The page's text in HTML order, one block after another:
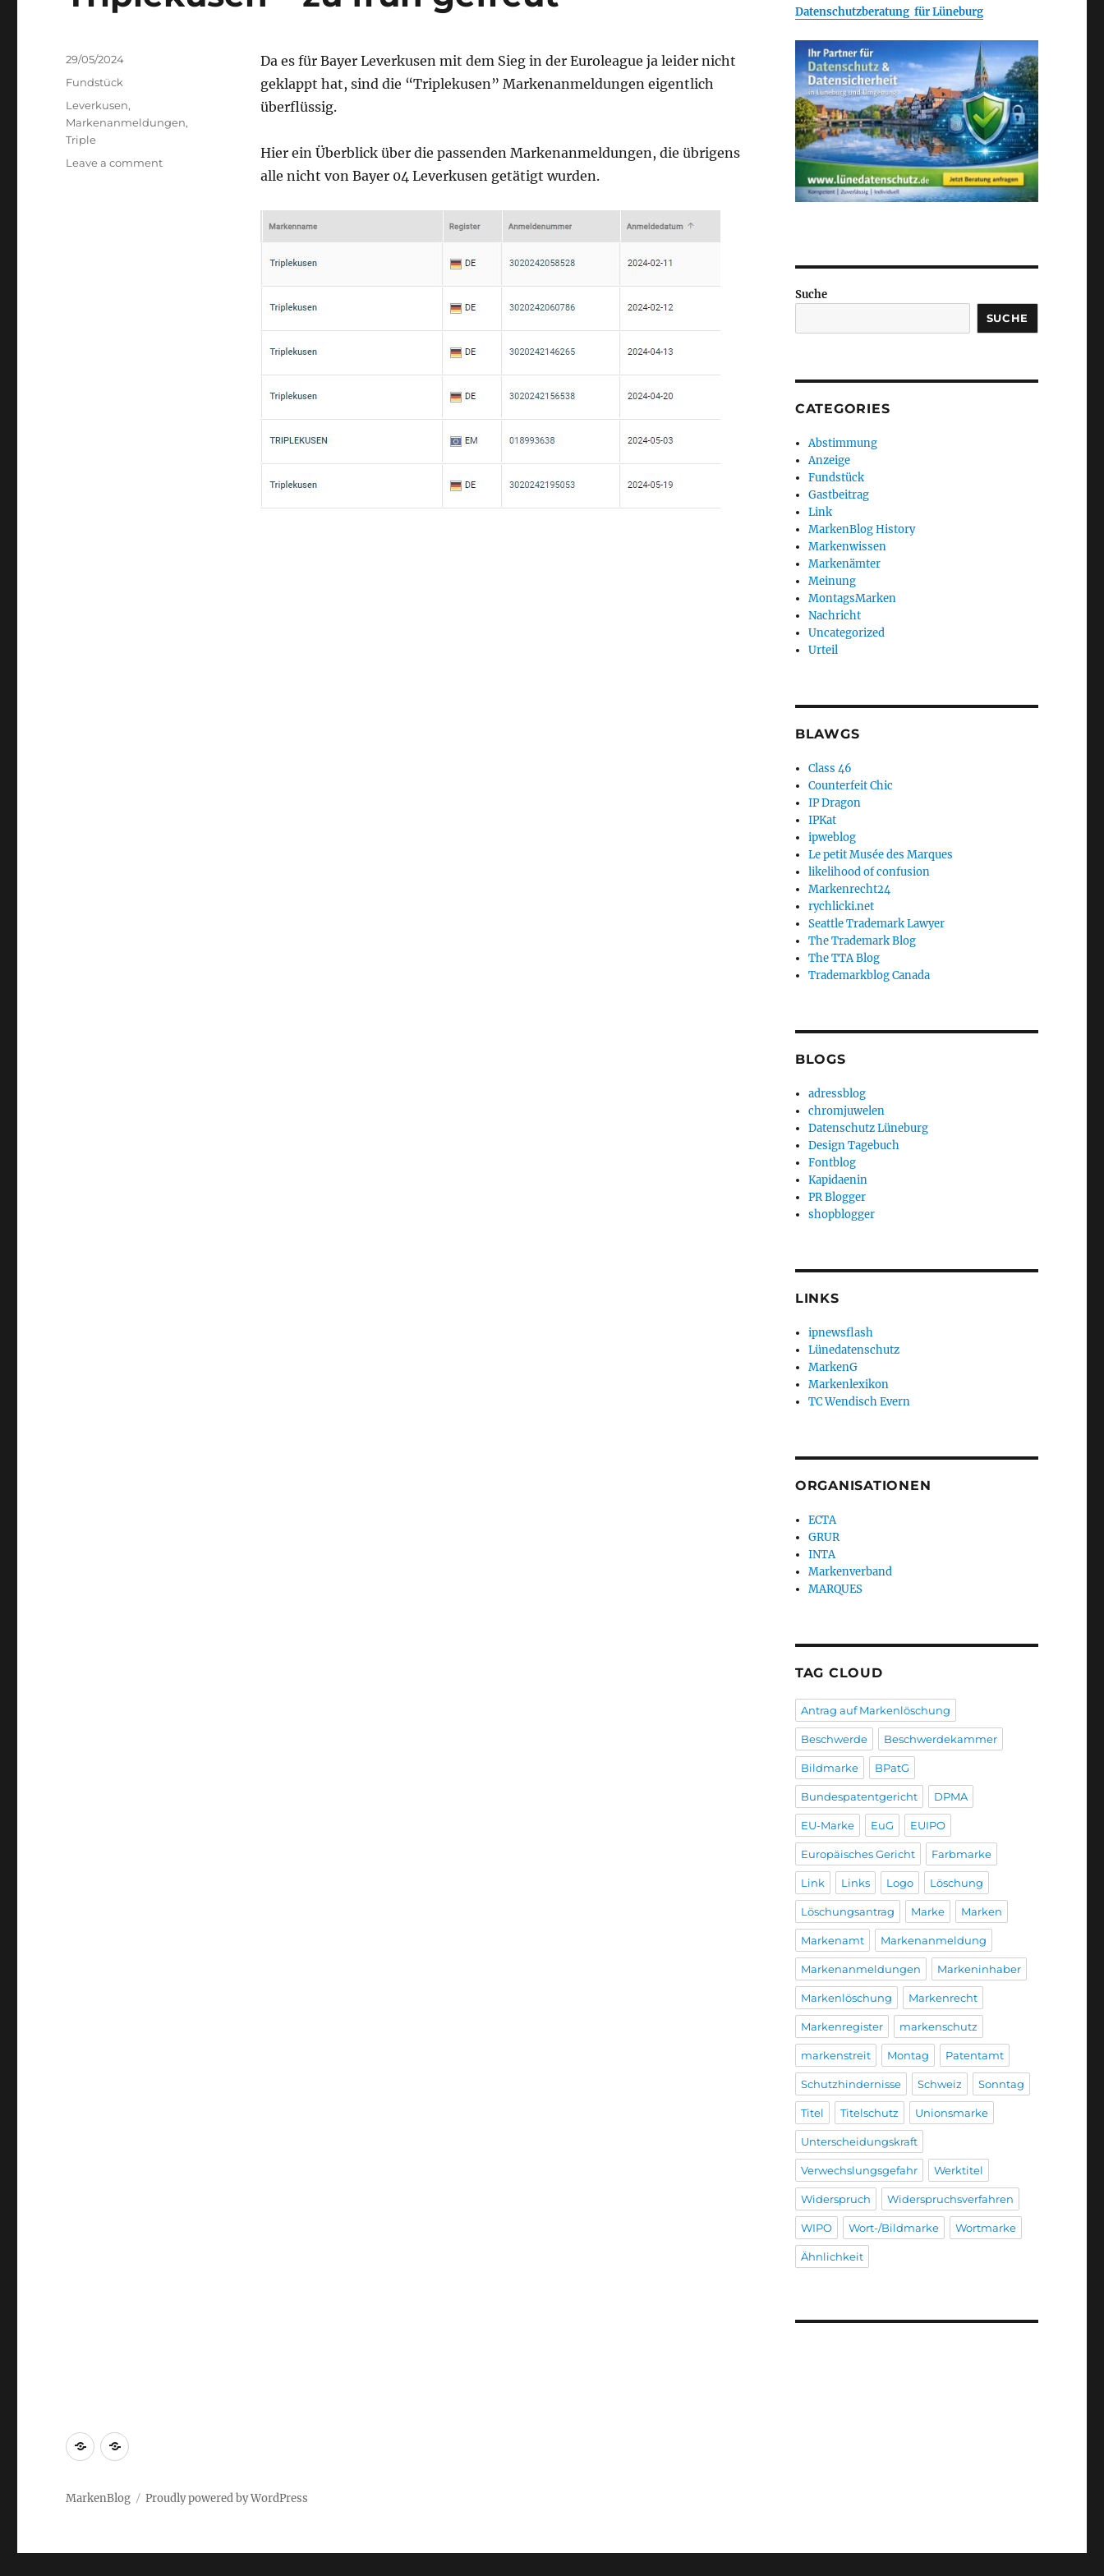
Da es für Bayer Leverkusen mit dem Sieg in der Euroleague ja leider nicht
geklappt hat, sind die “Triplekusen” Markenanmeldungen eigentlich
überflüssig.
Hier ein Überblick über die passenden Markenanmeldungen, die übrigens
alle nicht von Bayer 04 Leverkusen getätigt wurden.
Posted
29/05/2024
Categories
Fundstück
Tags
Leverkusen,
Markenanmeldungen,
Triple
Leave a commenton
Datenschutzberatung für Lüneburg
Suche
SUCHE
CATEGORIES
Abstimmung
Anzeige
Fundstück
Gastbeitrag
Link
MarkenBlog History
Markenwissen
Markenämter
Meinung
MontagsMarken
Nachricht
Uncategorized
Urteil
BLAWGS
Class 46
Counterfeit Chic
IP Dragon
IPKat
ipweblog
Le petit Musée des Marques
likelihood of confusion
Markenrecht24
rychlicki.net
Seattle Trademark Lawyer
The Trademark Blog
The TTA Blog
Trademarkblog Canada
BLOGS
adressblog
chromjuwelen
Datenschutz Lüneburg
Design Tagebuch
Fontblog
Kapidaenin
PR Blogger
shopblogger
LINKS
ipnewsflash
Lünedatenschutz
MarkenG
Markenlexikon
TC Wendisch Evern
ORGANISATIONEN
ECTA
GRUR
INTA
Markenverband
MARQUES
TAG CLOUD
Antrag auf Markenlöschung
Beschwerde Beschwerdekammer
Bildmarke BPatG
Bundespatentgericht DPMA
EU-Marke EuG EUIPO
Europäisches Gericht Farbmarke
Link Links Logo Löschung
Löschungsantrag Marke Marken
Markenamt Markenanmeldung
Markenanmeldungen Markeninhaber
Markenlöschung Markenrecht
Markenregister markenschutz
markenstreit Montag Patentamt
Schutzhindernisse Schweiz Sonntag
Titel Titelschutz Unionsmarke
Unterscheidungskraft
Verwechslungsgefahr Werktitel
Widerspruch Widerspruchsverfahren
WIPO Wort-/Bildmarke Wortmarke
Ähnlichkeit
Markenrecherche
Gastbeiträge
MarkenBlog Proudly powered by WordPress